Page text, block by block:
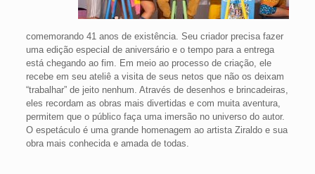
comemorando 41 anos de existência. Seu criador precisa fazer
uma edição especial de aniversário e o tempo para a entrega
está chegando ao fim. Em meio ao processo de criação, ele
recebe em seu ateliê a visita de seus netos que não os deixam
“trabalhar” de jeito nenhum. Através de desenhos e brincadeiras,
eles recordam as obras mais divertidas e com muita aventura,
permitem que o público faça uma imersão no universo do autor.
O espetáculo é uma grande homenagem ao artista Ziraldo e sua
obra mais conhecida e amada de todas.